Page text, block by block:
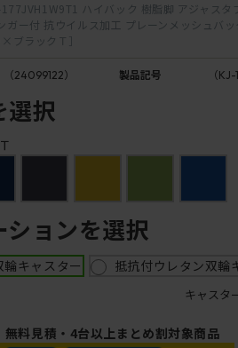
177JVH1W9T1 ハイバック 樹脂脚 アジャスタ
ガー付 抗ウイルス加工 プレーンメッシュバ
ブラックＴ］
（24099122） 製品記号 （
選択
ションを選択
輪キャスター 抵抗付ウレタン双輪
キャスタ
料見積・4台以上まとめ割対象商品